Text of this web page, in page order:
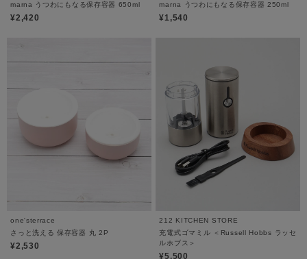
marna うつわにもなる保存容器 650ml
¥2,420
marna うつわにもなる保存容器 250ml
¥1,540
one'sterrace
さっと洗える 保存容器 丸 2P
¥2,530
212 KITCHEN STORE
充電式ゴマミル ＜Russell Hobbs ラッセ
ルホブス＞
¥5,500